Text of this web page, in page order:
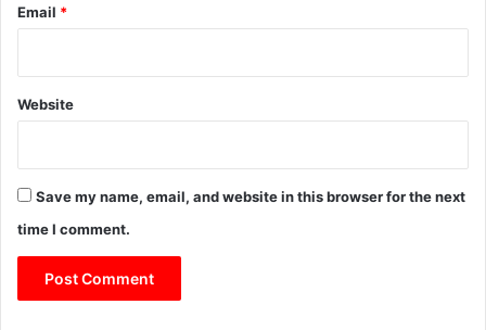
Email *
Website
Save my name, email, and website in this browser for the next
time I comment.